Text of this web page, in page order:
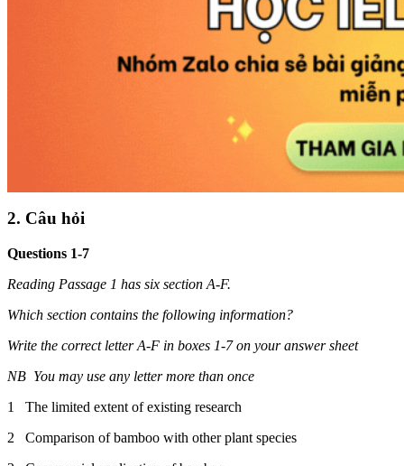
2. Câu hỏi
Questions 1-7
Reading Passage 1 has six section A-F.
Which section contains the following information?
Write the correct letter A-F in boxes 1-7 on your answer sheet
NB You may use any letter more than once
1 The limited extent of existing research
2 Comparison of bamboo with other plant species